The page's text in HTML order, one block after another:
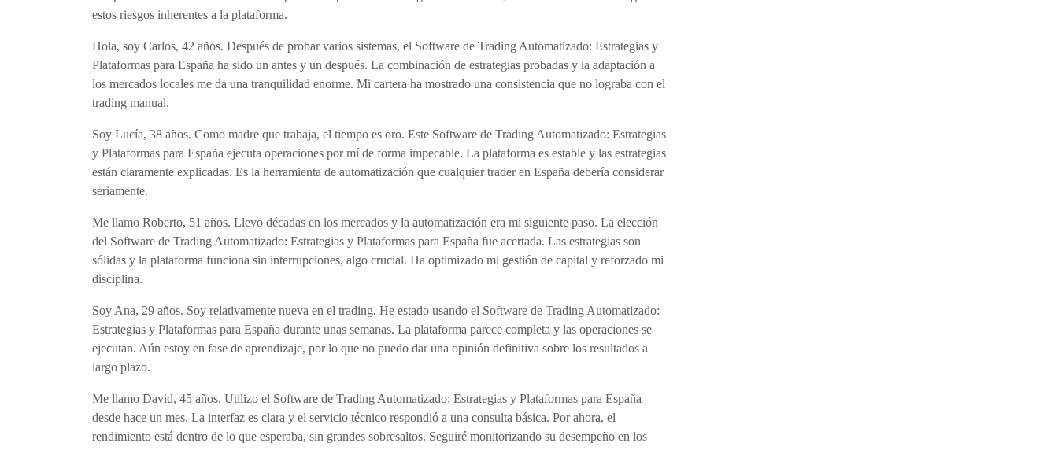
estos riesgos inherentes a la plataforma.
Hola, soy Carlos, 42 años. Después de probar varios sistemas, el Software de Trading Automatizado: Estrategias y
Plataformas para España ha sido un antes y un después. La combinación de estrategias probadas y la adaptación a
los mercados locales me da una tranquilidad enorme. Mi cartera ha mostrado una consistencia que no lograba con el
trading manual.
Soy Lucía, 38 años. Como madre que trabaja, el tiempo es oro. Este Software de Trading Automatizado: Estrategias
y Plataformas para España ejecuta operaciones por mí de forma impecable. La plataforma es estable y las estrategias
están claramente explicadas. Es la herramienta de automatización que cualquier trader en España debería considerar
seriamente.
Me llamo Roberto, 51 años. Llevo décadas en los mercados y la automatización era mi siguiente paso. La elección
del Software de Trading Automatizado: Estrategias y Plataformas para España fue acertada. Las estrategias son
sólidas y la plataforma funciona sin interrupciones, algo crucial. Ha optimizado mi gestión de capital y reforzado mi
disciplina.
Soy Ana, 29 años. Soy relativamente nueva en el trading. He estado usando el Software de Trading Automatizado:
Estrategias y Plataformas para España durante unas semanas. La plataforma parece completa y las operaciones se
ejecutan. Aún estoy en fase de aprendizaje, por lo que no puedo dar una opinión definitiva sobre los resultados a
largo plazo.
Me llamo David, 45 años. Utilizo el Software de Trading Automatizado: Estrategias y Plataformas para España
desde hace un mes. La interfaz es clara y el servicio técnico respondió a una consulta básica. Por ahora, el
rendimiento está dentro de lo que esperaba, sin grandes sobresaltos. Seguiré monitorizando su desempeño en los